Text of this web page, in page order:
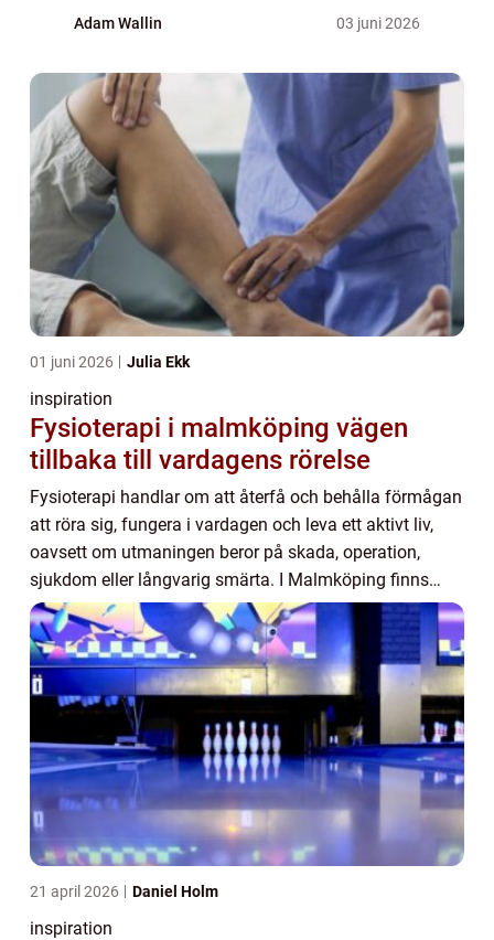
grun...
Adam Wallin 03 juni 2026
01 juni 2026 Julia Ekk
inspiration
Fysioterapi i malmköping vägen
tillbaka till vardagens rörelse
Fysioterapi handlar om att återfå och behålla förmågan
att röra sig, fungera i vardagen och leva ett aktivt liv,
oavsett om utmaningen beror på skada, operation,
sjukdom eller långvarig smärta. I Malmköping finns
goda möjligheter till kvalificerad hj...
21 april 2026 Daniel Holm
inspiration